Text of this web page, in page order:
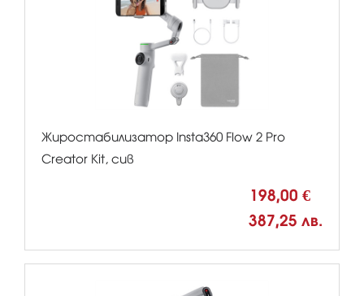
Жиростабилизатор Insta360 Flow 2 Pro
Creator Kit, сив
198,00 €
387,25 лв.